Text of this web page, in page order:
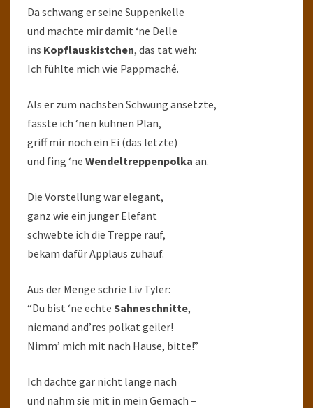
Da schwang er seine Suppenkelle
und machte mir damit ‘ne Delle
ins Kopflauskistchen, das tat weh:
Ich fühlte mich wie Pappmaché.
Als er zum nächsten Schwung ansetzte,
fasste ich ‘nen kühnen Plan,
griff mir noch ein Ei (das letzte)
und fing ‘ne Wendeltreppenpolka an.
Die Vorstellung war elegant,
ganz wie ein junger Elefant
schwebte ich die Treppe rauf,
bekam dafür Applaus zuhauf.
Aus der Menge schrie Liv Tyler:
“Du bist ‘ne echte Sahneschnitte,
niemand and’res polkat geiler!
Nimm’ mich mit nach Hause, bitte!”
Ich dachte gar nicht lange nach
und nahm sie mit in mein Gemach –